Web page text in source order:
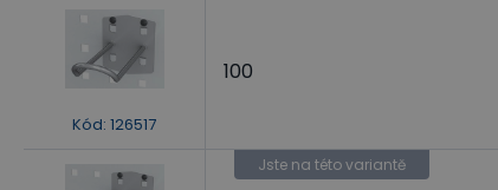
Kód: 126517
100
Jste na této variantě